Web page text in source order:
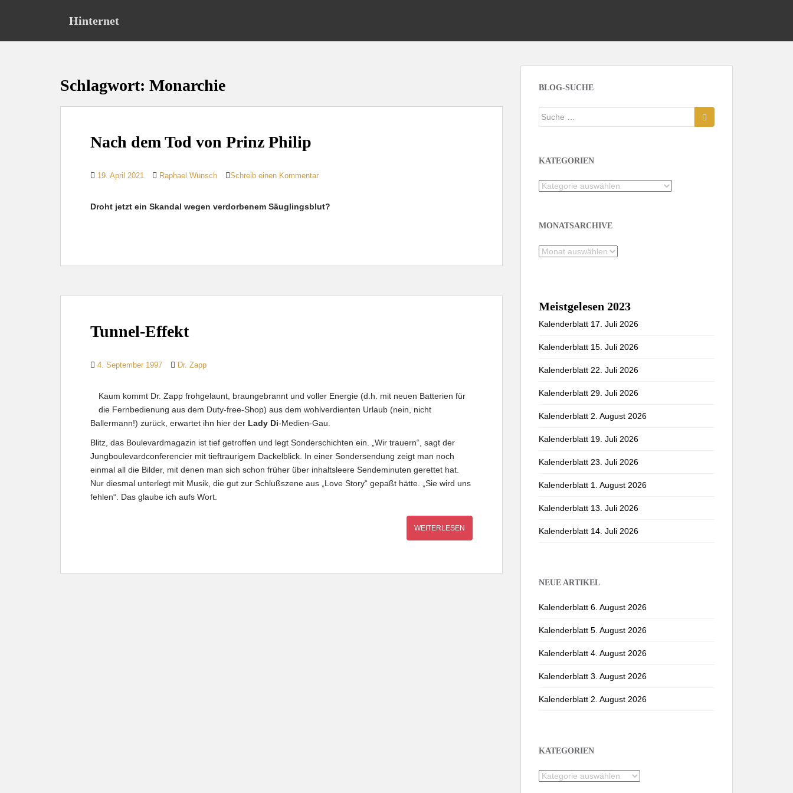
Hinternet
Schlagwort: Monarchie
Nach dem Tod von Prinz Philip
19. April 2021 Raphael Wünsch Schreib einen Kommentar
Droht jetzt ein Skandal wegen verdorbenem Säuglingsblut?
Tunnel-Effekt
4. September 1997 Dr. Zapp
Kaum kommt Dr. Zapp frohgelaunt, braungebrannt und voller Energie (d.h. mit neuen Batterien für
die Fernbedienung aus dem Duty-free-Shop) aus dem wohlverdienten Urlaub (nein, nicht
Ballermann!) zurück, erwartet ihn hier der Lady Di-Medien-Gau.
Blitz, das Boulevardmagazin ist tief getroffen und legt Sonderschichten ein. „Wir trauern“, sagt der
Jungboulevardconferencier mit tieftraurigem Dackelblick. In einer Sondersendung zeigt man noch
einmal all die Bilder, mit denen man sich schon früher über inhaltsleere Sendeminuten gerettet hat.
Nur diesmal unterlegt mit Musik, die gut zur Schlußszene aus „Love Story“ gepaßt hätte. „Sie wird uns
fehlen“. Das glaube ich aufs Wort.
WEITERLESEN
BLOG-SUCHE
Suche
KATEGORIEN
Kategorien
MONATSARCHIVE
Monatsarchive
Meistgelesen 2023
Kalenderblatt 17. Juli 2026
Kalenderblatt 15. Juli 2026
Kalenderblatt 22. Juli 2026
Kalenderblatt 29. Juli 2026
Kalenderblatt 2. August 2026
Kalenderblatt 19. Juli 2026
Kalenderblatt 23. Juli 2026
Kalenderblatt 1. August 2026
Kalenderblatt 13. Juli 2026
Kalenderblatt 14. Juli 2026
NEUE ARTIKEL
Kalenderblatt 6. August 2026
Kalenderblatt 5. August 2026
Kalenderblatt 4. August 2026
Kalenderblatt 3. August 2026
Kalenderblatt 2. August 2026
KATEGORIEN
Kategorien